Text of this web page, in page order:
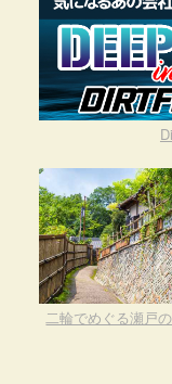
二輪でめぐる瀬戸